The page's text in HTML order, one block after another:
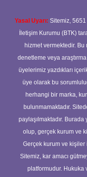
Yasal Uyarı: Sitemiz,
İletişim Kurumu (BTK)
hizmet vermektedir.
denetleme veya
üyelerimiz yazdıkları
üye olarak bu
herhangi bir marka,
bulunmamaktadır.
paylaşılmaktadır.
olup, gerçek kurum ve
Gerçek kurum ve
Sitemiz, kar amacı
platformudur. Hukuka